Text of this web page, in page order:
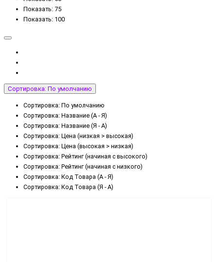
Показать: 75
Показать: 100
Сортировка: По умолчанию
Сортировка: По умолчанию
Сортировка: Название (А - Я)
Сортировка: Название (Я - А)
Сортировка: Цена (низкая > высокая)
Сортировка: Цена (высокая > низкая)
Сортировка: Рейтинг (начиная с высокого)
Сортировка: Рейтинг (начиная с низкого)
Сортировка: Код Товара (А - Я)
Сортировка: Код Товара (Я - А)